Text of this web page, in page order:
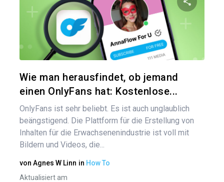
Diesen
Wie man herausfindet, ob jemand
einen OnlyFans hat: Kostenlose...
OnlyFans ist sehr beliebt. Es ist auch unglaublich
beängstigend. Die Plattform für die Erstellung von
Inhalten für die Erwachsenenindustrie ist voll mit
Bildern und Videos, die...
von Agnes W Linn in How To
Aktualisiert am